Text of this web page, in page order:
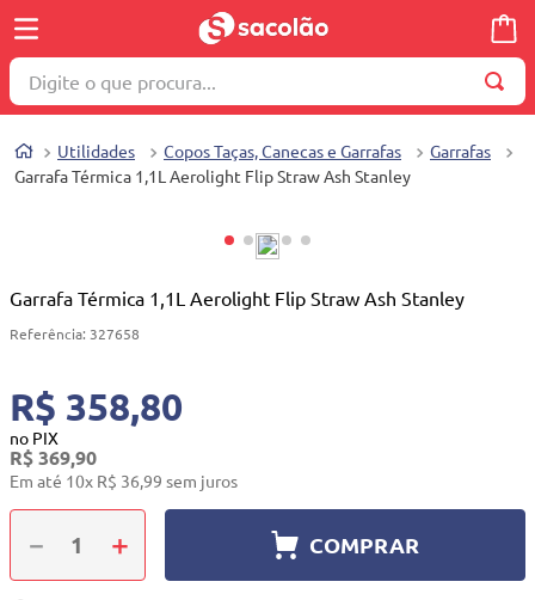
Digite o que procura...
Utilidades Copos Taças, Canecas e Garrafas
Garrafas
Garrafa Térmica 1,1L Aerolight Flip Straw Ash Stanley
Garrafa Térmica 1,1L Aerolight Flip Straw Ash Stanley
Referência: 327658
R$ 358,80
no PIX
R$369,90
Em até 10x R$ 36,99 sem juros
＋
－ COMPRAR
1º
wella
3º
4º
cosmetico
10
berço